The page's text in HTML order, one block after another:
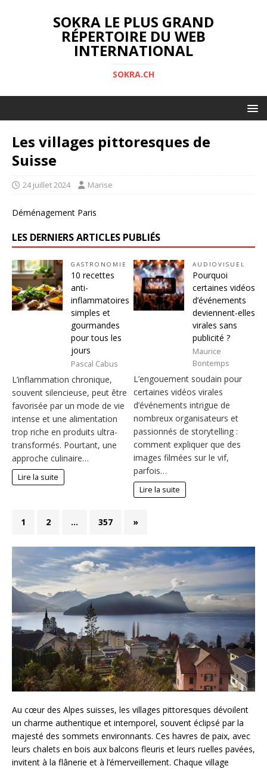
SOKRA LE PLUS GRAND
RÉPERTOIRE DU WEB
INTERNATIONAL
SOKRA.CH
Les villages pittoresques de
Suisse
24 juillet 2024 Marise
Déménagement Paris
LES DERNIERS ARTICLES PUBLIÉS
GASTRONOMIE
10 recettes
anti-
inflammatoires
simples et
gourmandes
pour tous les
jours
Pascal Cabus
L’inflammation chronique,
souvent silencieuse, peut être
favorisée par un mode de vie
intense et une alimentation
trop riche en produits ultra-
transformés. Pourtant, une
approche culinaire…
Lire la suite
AUDIOVISUEL
Pourquoi
certaines vidéos
d’événements
deviennent-elles
virales sans
publicité ?
Maurice
Bontemps
L’engouement soudain pour
certaines vidéos virales
d’événements intrigue de
nombreux organisateurs et
passionnés de storytelling :
comment expliquer que des
images filmées sur le vif,
parfois…
Lire la suite
1 2 … 357 »
Au cœur des Alpes suisses, les villages pittoresques dévoilent
un charme authentique et intemporel, souvent éclipsé par la
majesté des sommets environnants. Ces havres de paix, avec
leurs chalets en bois aux balcons fleuris et leurs ruelles pavées,
invitent à la flânerie et à l’émerveillement. Chaque village